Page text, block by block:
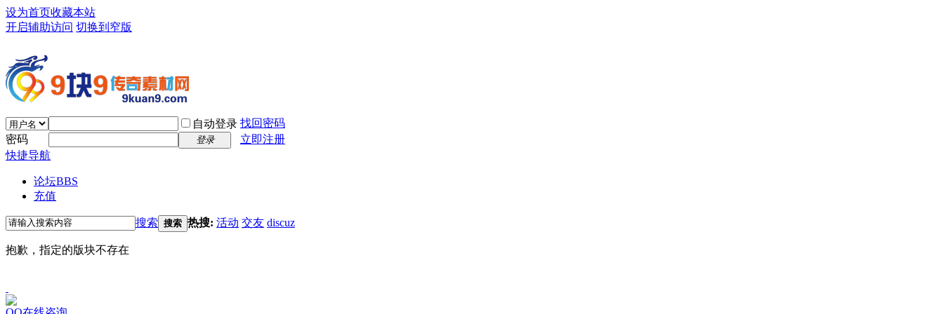
设为首页收藏本站
开启辅助访问 切换到窄版
自动登录 找回密码
密码
登录
立即注册
快捷导航
论坛BBS
充值
搜索 搜索 热搜: 活动 交友 discuz
抱歉，指定的版块不存在